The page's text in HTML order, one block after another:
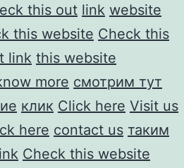
this out link website
this website Check this
link this website
more смотрим тут
клик Click here Visit us
here contact us таким
Check this website